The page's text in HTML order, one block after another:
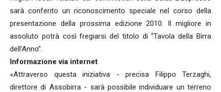
sarà conferito un riconoscimento speciale nel corso della
presentazione della prossima edizione 2010. Il migliore in
assoluto potrà così fregiarsi del titolo di “Tavola della Birra
dell’Anno”.
Informazione via internet
«Attraverso questa iniziativa - precisa Filippo Terzaghi,
direttore di Assobirra - sarà possibile individuare un terreno